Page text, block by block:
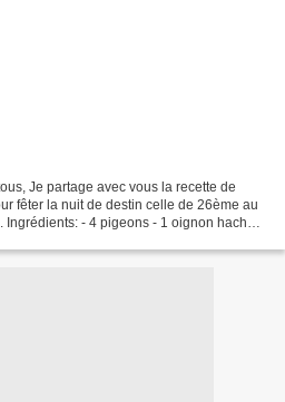
Je partage avec vous la recette de
fêter la nuit de destin celle de 26ème au
- 4 pigeons - 1 oignon haché -